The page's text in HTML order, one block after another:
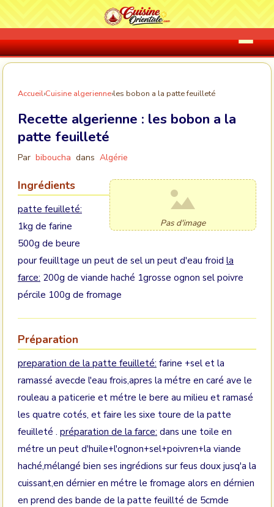
Accueil›Cuisine algerienne›les bobon a la patte feuilleté
Recette algerienne : les bobon a la
patte feuilleté
Par biboucha dans Algérie
Pas d'image
Ingrédients
patte feuilleté:
1kg de farine
500g de beure
pour feuilltage un peut de sel un peut d'eau froid la
farce: 200g de viande haché 1grosse ognon sel poivre
pércile 100g de fromage
Préparation
preparation de la patte feuilleté: farine +sel et la
ramassé avecde l'eau frois,apres la métre en caré ave le
rouleau a paticerie et métre le bere au milieu et ramasé
les quatre cotés, et faire les sixe toure de la patte
feuilleté . préparation de la farce: dans une toile en
métre un peut d'huile+l'ognon+sel+poivren+la viande
haché,mélangé bien ses ingrédions sur feus doux jusq'a la
cuissant,en dérnier en métre le fromage alors en dérnien
en prend des bande de la patte feuillté de 5cmde